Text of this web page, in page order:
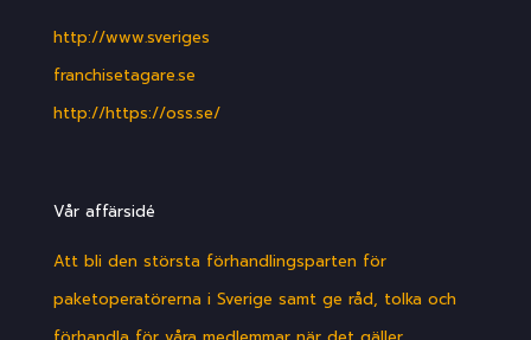
http://www.sveriges
franchisetagare.se
http://https://oss.se/
Vår affärsidé
Att bli den största förhandlingsparten för
paketoperatörerna i Sverige samt ge råd, tolka och